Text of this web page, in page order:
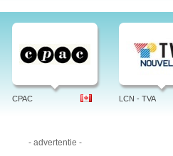
CPAC LCN - TVA
- advertentie -